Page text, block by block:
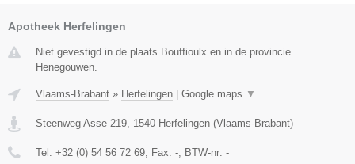
Apotheek Herfelingen
Niet gevestigd in de plaats Bouffioulx en in de provincie
Henegouwen.
Vlaams-Brabant » Herfelingen Google maps ▼
Steenweg Asse 219 1540 Herfelingen (Vlaams-Brabant)
Tel: +32 (0) 54 56 72 69 , Fax: - , BTW-nr: -